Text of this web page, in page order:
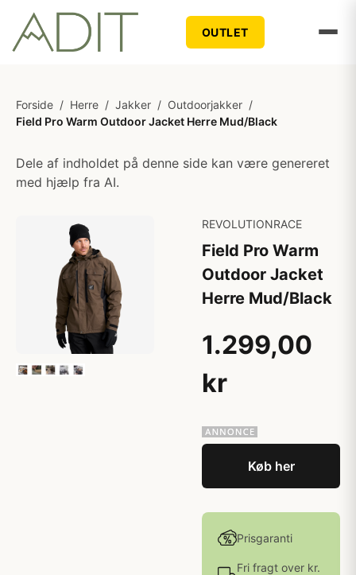
OUTLET
Forside / Herre / Jakker / Outdoorjakker /
Field Pro Warm Outdoor Jacket Herre Mud/Black
Dele af indholdet på denne side kan være genereret
med hjælp fra AI.
REVOLUTIONRACE
Field Pro Warm
Outdoor Jacket
Herre Mud/Black
1.299,00
kr
Køb her
Prisgaranti
Fri fragt over kr.